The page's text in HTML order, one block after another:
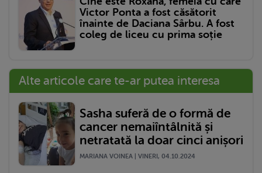
Victor Ponta a fost căsătorit
înainte de Daciana Sârbu. A fost
coleg de liceu cu prima soție
Alte articole care te-ar putea interesa
Sasha suferă de o formă de
cancer nemaiîntâlnită și
netratată la doar cinci anișori
MARIANA VOINEA | VINERI, 04.10.2024